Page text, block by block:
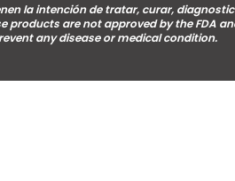
la intención de tratar, curar,
products are not approved by the FDA
any disease or medical condition.